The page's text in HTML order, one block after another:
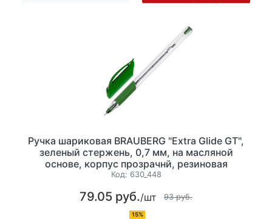
Ручка шариковая BRAUBERG "Extra Glide GT",
зеленый стержень, 0,7 мм, на масляной
основе, корпус прозрачнй, резиновая
манжетка,
Код: 630_448
79.05 руб./шт 93 руб.
15%